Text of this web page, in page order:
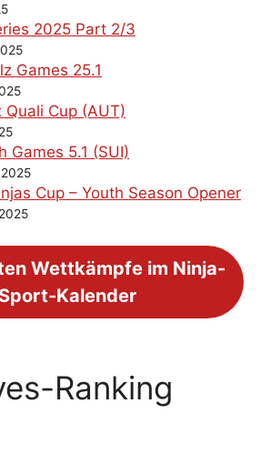
2025 Part 2/3
Games 25.1
Quali Cup (AUT)
Games 5.1 (SUI)
Cup – Youth Season Opener
Wettkämpfe im Ninja-
Sport-Kalender
Ranking